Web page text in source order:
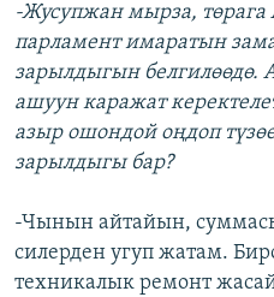
-Жусупжан мырза,
парламент имаратын
зарылдыгын белгилөөдө.
ашуун каражат
азыр ошондой оңдоп
зарылдыгы бар?
-Чынын айтайын,
силерден угуп жатам.
техникалык ремонт